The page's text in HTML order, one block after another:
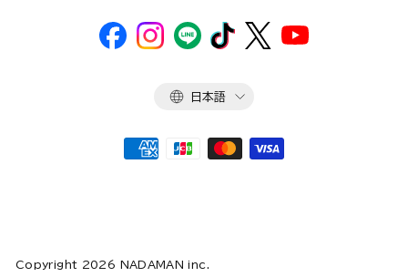
言
日本語
Copyright 2026 NADAMAN inc.